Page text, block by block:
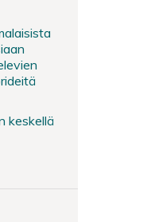
keskellä